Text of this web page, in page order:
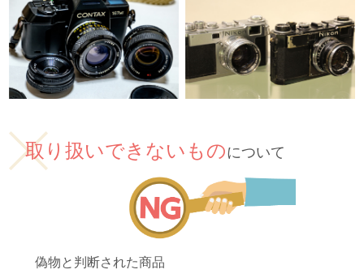
取り扱いできないものについて
偽物と判断された商品